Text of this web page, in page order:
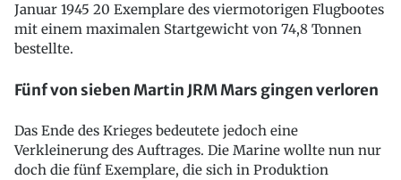
Januar 1945 20 Exemplare des viermotorigen Flugbootes
mit einem maximalen Startgewicht von 74,8 Tonnen
bestellte.
Fünf von sieben Martin JRM Mars gingen verloren
Das Ende des Krieges bedeutete jedoch eine
Verkleinerung des Auftrages. Die Marine wollte nun nur
doch die fünf Exemplare, die sich in Produktion